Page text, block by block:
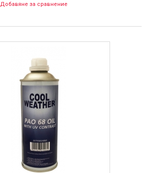
Добавяне за сравнение